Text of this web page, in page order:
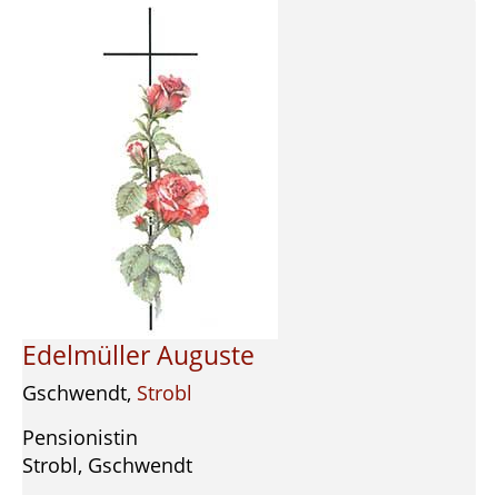
Edelmüller Auguste
Gschwendt, Strobl
Pensionistin
Strobl, Gschwendt